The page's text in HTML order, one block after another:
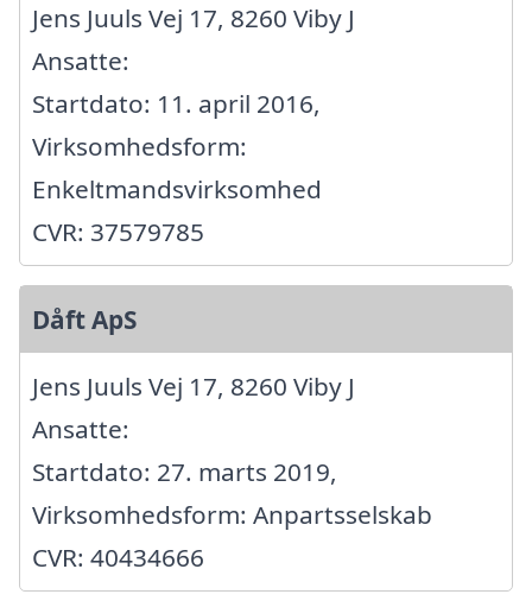
Jens Juuls Vej 17, 8260 Viby J
Ansatte:
Startdato: 11. april 2016,
Virksomhedsform:
Enkeltmandsvirksomhed
CVR: 37579785
Dåft ApS
Jens Juuls Vej 17, 8260 Viby J
Ansatte:
Startdato: 27. marts 2019,
Virksomhedsform: Anpartsselskab
CVR: 40434666